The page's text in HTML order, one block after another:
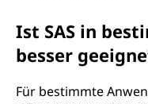
Ist SAS in
besser
Für bestimmte